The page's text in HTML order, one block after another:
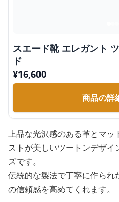
スエード靴 エレガント
ド
¥16,600
商品の詳
上品な光沢感のある革とマッ
ストが美しいツートンデザ
ズです。
伝統的な製法で丁寧に作ら
の信頼感を高めてくれます。